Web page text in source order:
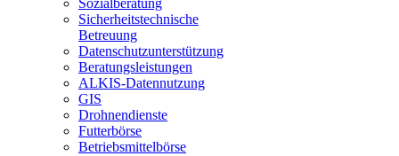
Sozialberatung
Sicherheitstechnische
Betreuung
Datenschutzunterstützung
Beratungsleistungen
ALKIS-Datennutzung
GIS
Drohnendienste
Futterbörse
Betriebsmittelbörse